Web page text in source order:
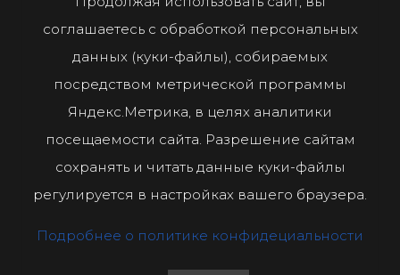
соглашаетесь с обработкой персональных
данных (куки-файлы), собираемых
посредством метрической программы
Яндекс.Метрика, в целях аналитики
посещаемости сайта. Разрешение сайтам
сохранять и читать данные куки-файлы
регулируется в настройках вашего браузера.
Подробнее о политике конфидециальности